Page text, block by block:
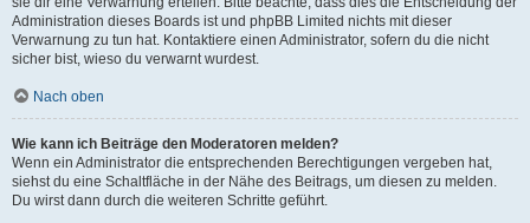
Administration dieses Boards ist und phpBB Limited nichts mit dieser
Verwarnung zu tun hat. Kontaktiere einen Administrator, sofern du die nicht
sicher bist, wieso du verwarnt wurdest.
Nach oben
Wie kann ich Beiträge den Moderatoren melden?
Wenn ein Administrator die entsprechenden Berechtigungen vergeben hat,
siehst du eine Schaltfläche in der Nähe des Beitrags, um diesen zu melden.
Du wirst dann durch die weiteren Schritte geführt.